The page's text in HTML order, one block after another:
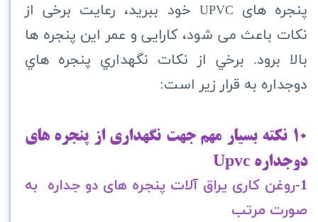
پنجره های UPVC خود ببرید، رعایت برخی از
نکات باعث می شود، کارایی و عمر این پنجره ها
بالا برود. برخي از نکات نگهداري پنجره هاي
دوجداره به قرار زير است:
10 نكته بسيار مهم جهت نگهداری از
پنجره هاي
دوجداره Upvc
1- روغن کاری یراق آلات پنجره های دو جداره به
صورت مرتب